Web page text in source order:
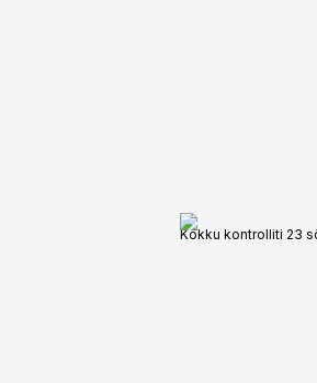
Kokku kontrolliti 23